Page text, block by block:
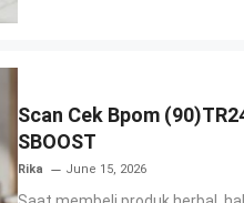
Scan Cek Bpom
SBOOST
Rika June 15, 2026